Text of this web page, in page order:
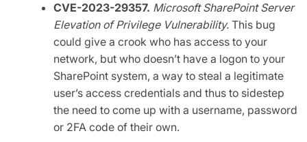
CVE-2023-29357. Microsoft SharePoint Server
Elevation of Privilege Vulnerability. This bug
could give a crook who has access to your
network, but who doesn’t have a logon to your
SharePoint system, a way to steal a legitimate
user’s access credentials and thus to sidestep
the need to come up with a username, password
or 2FA code of their own.